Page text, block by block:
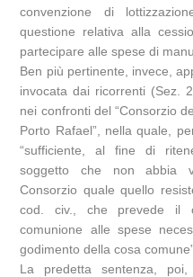
convenzione di
questione relativa alla
partecipare alle spese di
Ben più pertinente, invece,
invocata dai ricorrenti (Sez.
nei confronti del “Consorzio
Porto Rafael”, nella quale,
“sufficiente, al fine di
soggetto che non abbia
Consorzio quale quello
cod. civ., che prevede il
comunione alle spese
godimento della cosa comune”.
La predetta sentenza,